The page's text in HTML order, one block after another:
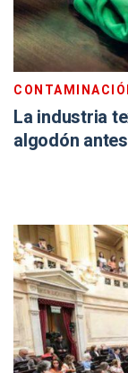
La industria
algodón